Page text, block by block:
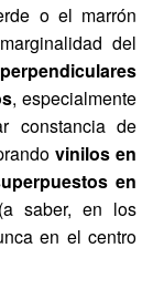
o el marrón
del
, especialmente
constancia de
vinilos en
en
(a saber, en los
en el centro